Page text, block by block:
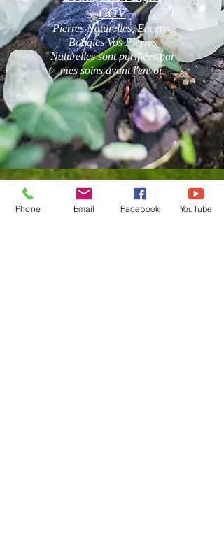
CGV
Pierres Naturelles, Encens,
Bougies Vos Pierres
Naturelles sont purifiées par
mes soins avant l'envoi.
Phone Email Facebook YouTube